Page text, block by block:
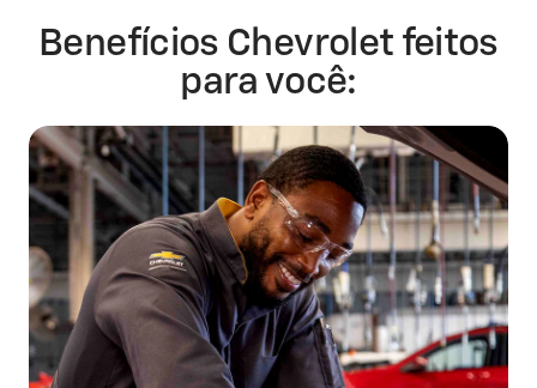
Benefícios Chevrolet feitos
para você: